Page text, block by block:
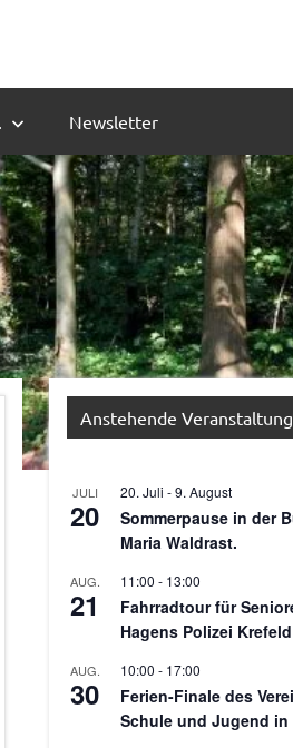
Newsletter
Anstehende
JULI
20
20. Juli -9. August
Sommerpause in der
Maria Waldrast.
AUG.
21
11:00 - 13:00
Fahrradtour für
Hagens Polizei Krefeld
AUG.
30
10:00 - 17:00
Ferien-Finale des
Schule und Jugend in